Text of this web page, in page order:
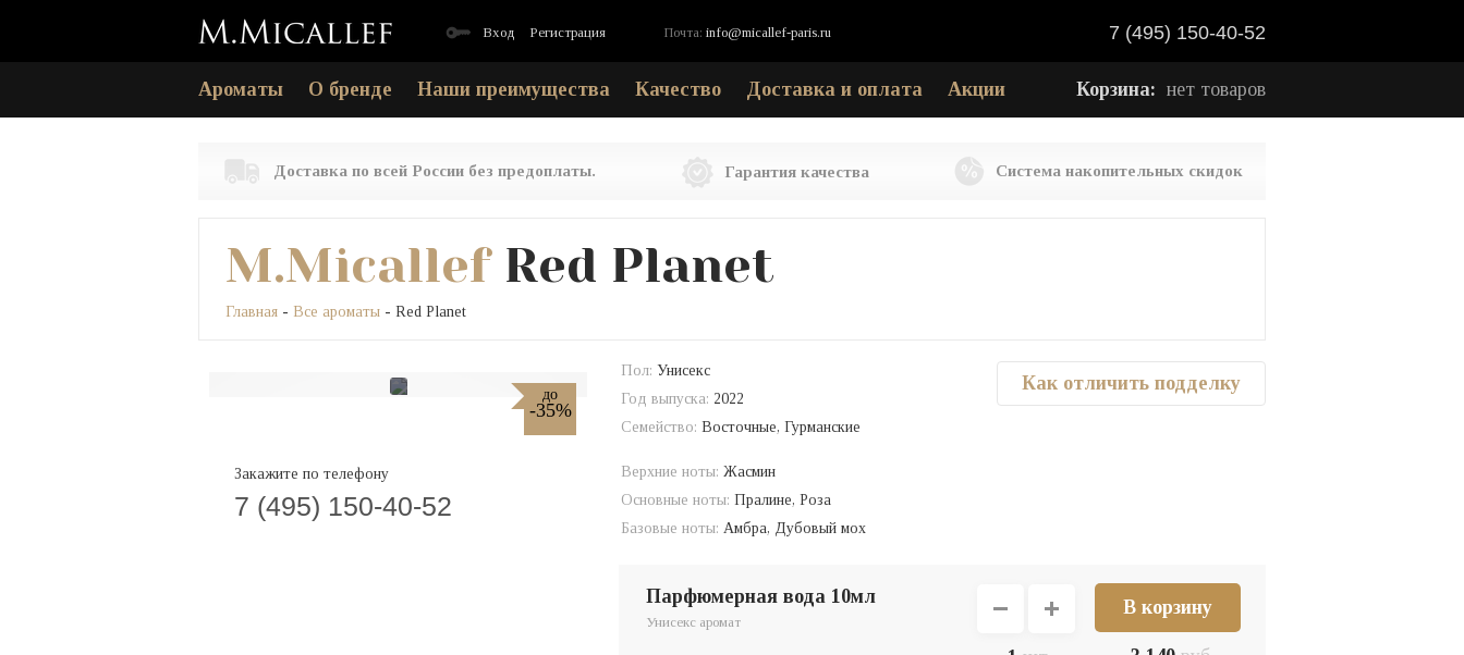
Вход Регистрация Почта: info@micallef-paris.ru 7 (495) 150-40-52
Ароматы О бренде Наши преимущества Качество Доставка и оплата Акции Корзина: нет товаров
Доставка по всей России без предоплаты. Гарантия качества Система накопительных скидок
M.MicallefRed Planet
Главная - Все ароматы - Red Planet
до
-35%
Закажите по телефону
7 (495) 150-40-52
Как отличить подделку
Пол: Унисекс
Год выпуска: 2022
Семейство: Восточные, Гурманские
Верхние ноты: Жасмин
Основные ноты: Пралине, Роза
Базовые ноты: Амбра, Дубовый мох
парфюмерная вода 10мл
Унисекс аромат